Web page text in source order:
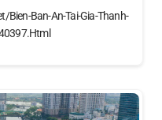
bien-Ban-An-Tai-Gia-Thanh-